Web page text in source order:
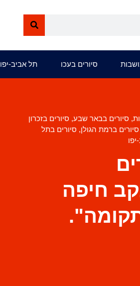
סיורים בעכו תל אביב-יפו
, סיורים בבאר שבע, סיורים בזכרון
סיורים ברמת הגולן, סיורים בתל
חיפה